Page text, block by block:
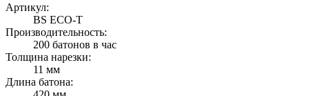
Артикул:
BS ECO-T
Производительность:
200 батонов в час
Толщина нарезки:
11 мм
Длина батона: